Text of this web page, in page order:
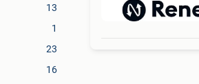
13
1
23
16